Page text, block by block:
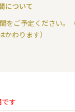
について
をご予定ください。
かわります）
す